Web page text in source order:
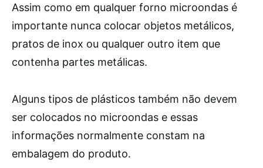
Assim como em qualquer forno microondas é
importante nunca colocar objetos metálicos,
pratos de inox ou qualquer outro item que
contenha partes metálicas.
Alguns tipos de plásticos também não devem
ser colocados no microondas e essas
informações normalmente constam na
embalagem do produto.